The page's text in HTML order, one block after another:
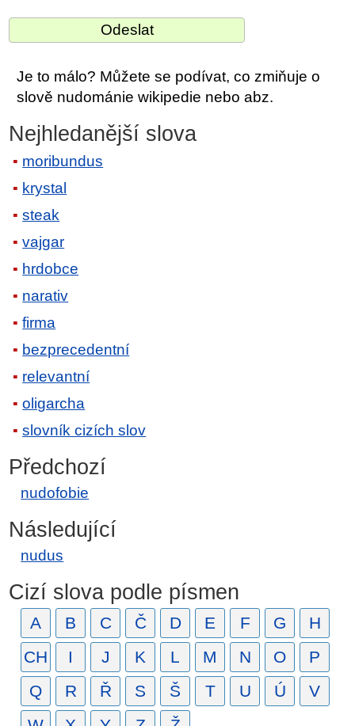
Je to málo? Můžete se podívat, co zmiňuje o
slově nudománie wikipedie nebo abz.
Nejhledanější slova
moribundus
krystal
steak
vajgar
hrdobce
narativ
firma
bezprecedentní
relevantní
oligarcha
slovník cizích slov
Předchozí
nudofobie
Následující
nudus
Cizí slova podle písmen
A B C Č D E F G
H
CH
I J K L M N O
P
Q
R Ř S Š T U Ú
V